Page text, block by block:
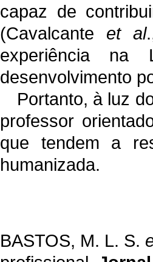
capaz de
(Cavalcante et al
experiência na
desenvolvimento
Portanto, à luz
professor
que tendem a
humanizada.
BASTOS, M. L. S.